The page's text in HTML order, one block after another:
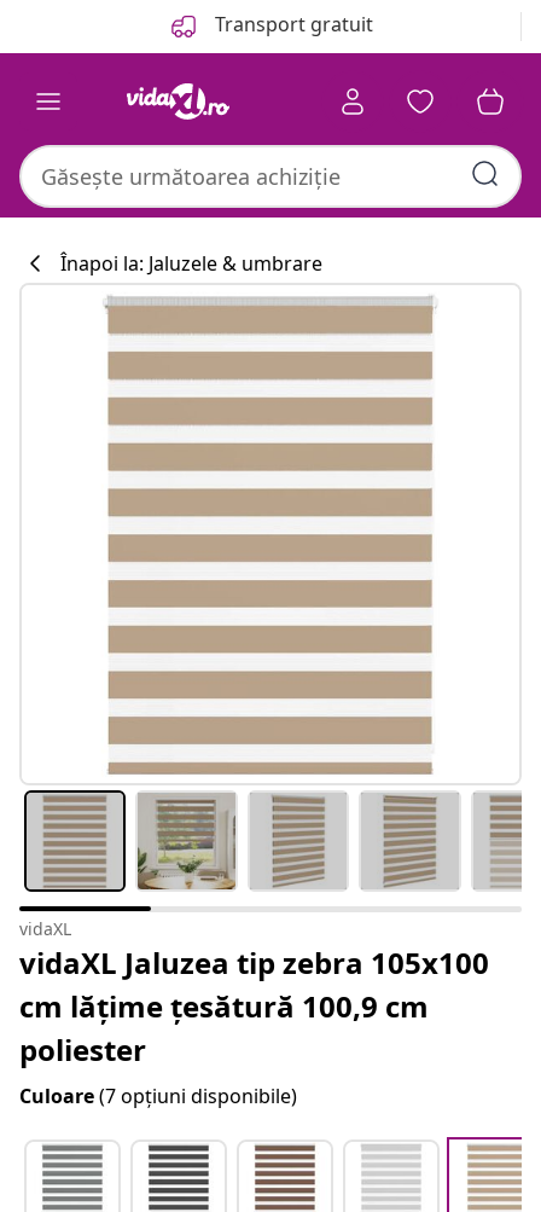
Transport gratuit
Înapoi la: Jaluzele & umbrare
vidaXL
vidaXL Jaluzea tip zebra 105x100
cm lățime țesătură 100,9 cm
poliester
Culoare(7 opțiuni disponibile)